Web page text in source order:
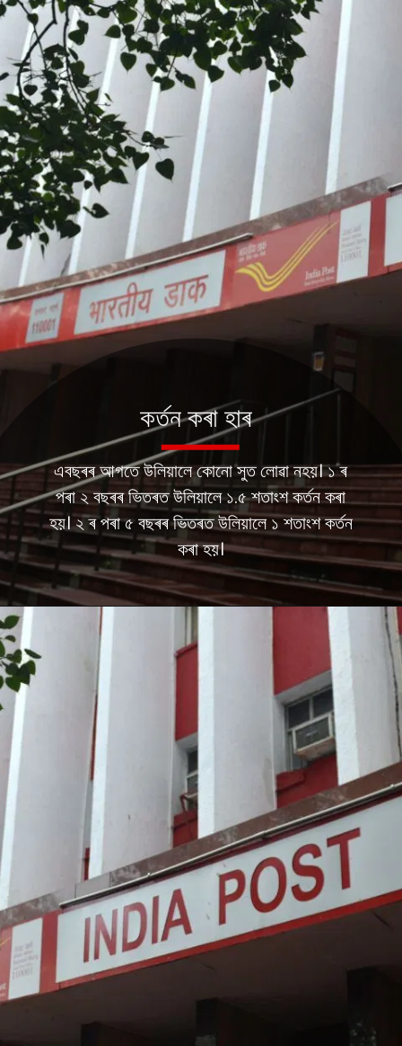
এবছৰৰ আগতে উলিয়ালে কোনো সুত লোৱা নহয়। ১ ৰ
পৰা ২ বছৰৰ ভিতৰত উলিয়ালে ১.৫ শতাংশ কৰ্তন কৰা
হয়। ২ ৰ পৰা ৫ বছৰৰ ভিতৰত উলিয়ালে ১ শতাংশ কৰ্তন
কৰা হয়।
কৰ্তন কৰা হাৰ